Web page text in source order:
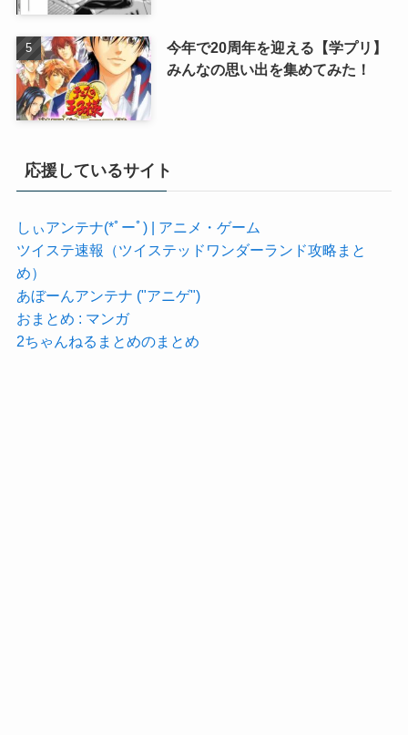
今年で20周年を迎える【学プリ】
みんなの思い出を集めてみた！
応援しているサイト
しぃアンテナ(*ﾟーﾟ) | アニメ・ゲーム
ツイステ速報（ツイステッドワンダーランド攻略まと
め）
あぼーんアンテナ ("アニゲ")
おまとめ : マンガ
2ちゃんねるまとめのまとめ